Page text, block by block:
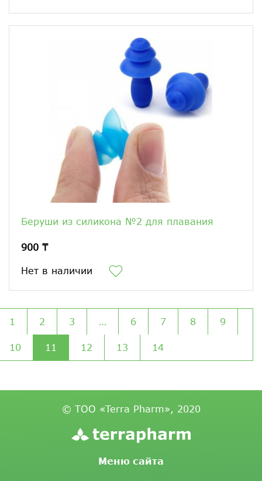
Беруши из силикона №2 для плавания
900 ₸
Нет в наличии
1 2 3 … 6 7 8 9
10 11 12 13 14
© ТОО «Terra Pharm», 2020
Меню сайта